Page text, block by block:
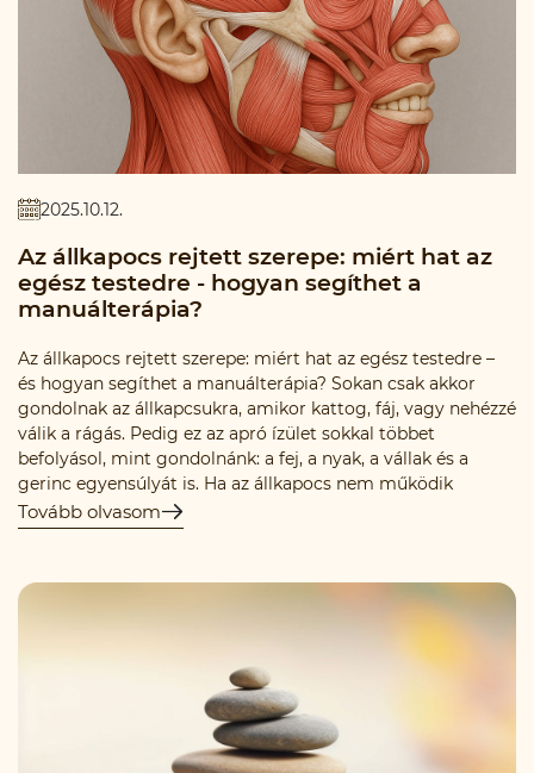
2025.10.12.
Az állkapocs rejtett szerepe: miért hat az
egész testedre - hogyan segíthet a
manuálterápia?
Az állkapocs rejtett szerepe: miért hat az egész testedre –
és hogyan segíthet a manuálterápia? Sokan csak akkor
gondolnak az állkapcsukra, amikor kattog, fáj, vagy nehézzé
válik a rágás. Pedig ez az apró ízület sokkal többet
befolyásol, mint gondolnánk: a fej, a nyak, a vállak és a
gerinc egyensúlyát is. Ha az állkapocs nem működik
megfelelően, az nemcsak helyi fájdalmat, hanem
láncreakciót indíthat el az egész testben.
Tovább olvasom